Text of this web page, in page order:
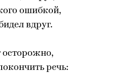
ошибкой,
вдруг.
осторожно,
речь: